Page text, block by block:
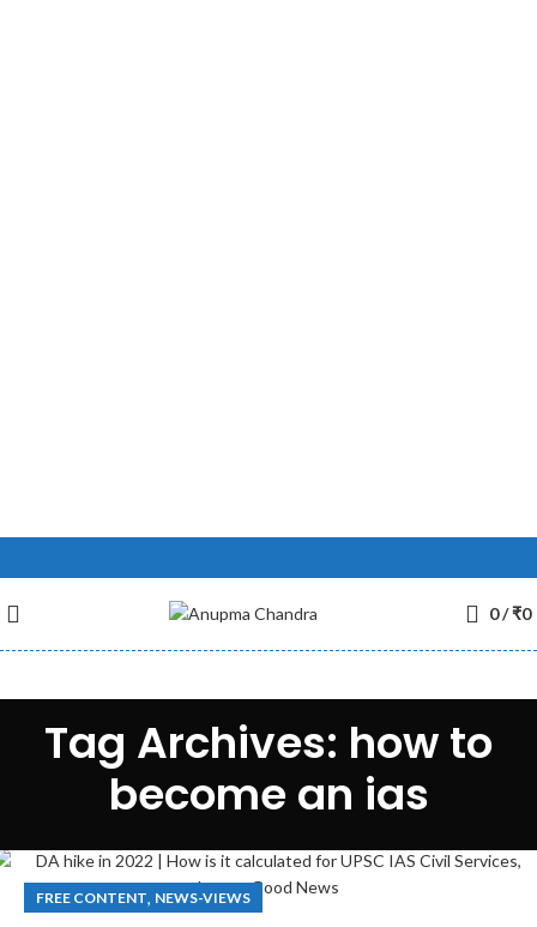
0/₹0
Tag Archives: how to
become an ias
FREE CONTENT, NEWS-VIEWS